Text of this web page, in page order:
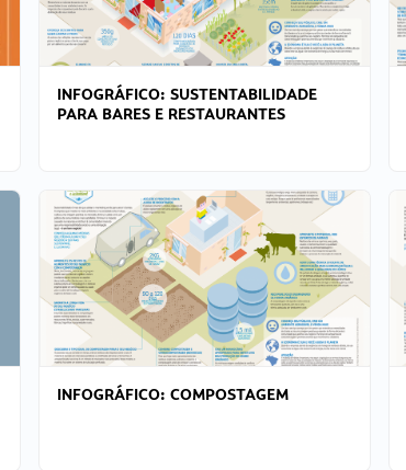
INFOGRÁFICO: SUSTENTABILIDADE
PARA BARES E RESTAURANTES
INFOGRÁFICO: COMPOSTAGEM